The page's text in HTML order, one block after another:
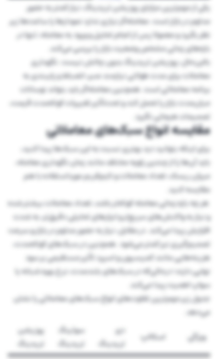
یکی از مهم‌ترین مزایای پوزیشن تریدینگ، نیاز کمتر به حضور
مداوم در بازار است. معامله‌گر نیازی ندارد نمودارها را ساعت‌ها زیر
نظر بگیرد و معمولا پس از انجام تحلیل و ورود به معامله، تنها در
بازه‌های زمانی مشخص وضعیت بازار را بررسی می‌کند.
بااین‌حال، پوزیشن تریدینگ بدون چالش نیست. نگهداری
معاملات برای مدت طولانی نیازمند صبر، انضباط و پایبندی به
برنامه معاملاتی است. همچنین معامله‌گر باید بتواند نوسانات
میان‌مدت بازار را تحمل کند و تحت‌تأثیر تغییرات کوتاه‌مدت قیمت،
تصمیمات هیجانی نگیرد.
مقایسه انواع سبک‌های معاملاتی
برای اینکه بتوانید دید بهتری نسبت به این سبک‌ها پیدا کنید،
باید آن‌ها را از چندین زاویه مختلف مانند زمان نگهداری معامله،
میزان ریسک، تعداد معاملات و تایم‌فریم مورداستفاده با هم
مقایسه کنید.
هر چه بازه زمانی معامله کوتاه‌تر باشد، تعداد معاملات بیشتر شده
و نیاز به واکنش‌های سریع‌تر و ابزارهای تحلیلی دقیق‌تر، به شدت
افزایش پیدا می‌کند. در مقابل، نیاز به حضور مداوم در بازار و سرعت
تصمیم‌گیری نیز کمتر می‌شود. همچنین در سبک‌های کوتاه‌مدت،
هزینه‌هایی مانند کمیسیون و اسپرد تأثیر مستقیمی بر سود
نهایی دارند؛ درحالی‌که در سبک‌های بلندمدت، نرخ بهره شبانه یا
سواپ اهمیت پیدا می‌کند.
جدول زیر مهم‌ترین تفاوت‌های انواع سبک‌های معاملاتی را نشان
می‌دهد.
ویژگی
اسکالپ
دی
تریدینگ
سوئینگ
تریدینگ
پوزیشن
تریدینگ